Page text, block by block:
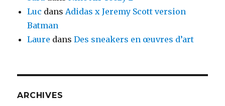
Luc dansAdidas x Jeremy Scott version
Batman
Laure dansDes sneakers en œuvres d’art
ARCHIVES